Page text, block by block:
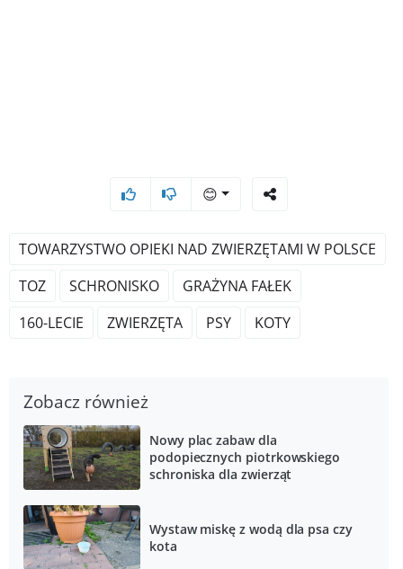
😊
TOWARZYSTWO OPIEKI NAD ZWIERZĘTAMI W POLSCE
TOZ
SCHRONISKO
GRAŻYNA FAŁEK
160-LECIE
ZWIERZĘTA PSY KOTY
Zobacz również
Nowy plac zabaw dla
podopiecznych piotrkowskiego
schroniska dla zwierząt
Wystaw miskę z wodą dla psa czy
kota